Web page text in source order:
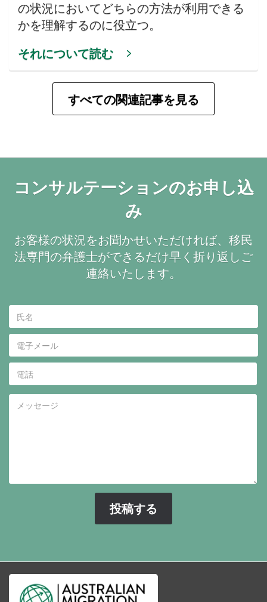
の状況においてどちらの方法が利用できる
かを理解するのに役立つ。
それについて読む
すべての関連記事を見る
コンサルテーションのお申し込
み
お客様の状況をお聞かせいただければ、移民
法専門の弁護士ができるだけ早く折り返しご
連絡いたします。